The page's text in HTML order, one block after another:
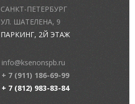
САНКТ-ПЕТЕРБУРГ
УЛ. ШАТЕЛЕНА, 9
ПАРКИНГ, 2Й ЭТАЖ
info@ksenonspb.ru
+ 7 (911) 186-69-99
+ 7 (812) 983-83-84